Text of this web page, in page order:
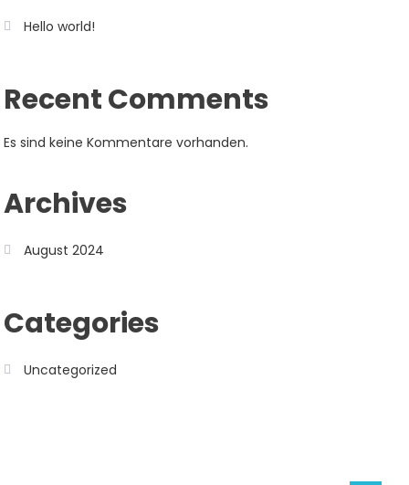
Hello world!
Recent Comments
Es sind keine Kommentare vorhanden.
Archives
August 2024
Categories
Uncategorized